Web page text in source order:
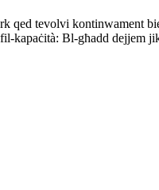
tevolvi kontinwament
kapaċità: Bl-għadd dejjem